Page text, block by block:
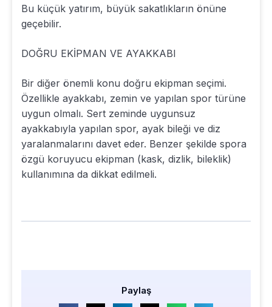
Bu küçük yatırım, büyük sakatlıkların önüne
geçebilir.
DOĞRU EKİPMAN VE AYAKKABI
Bir diğer önemli konu doğru ekipman seçimi.
Özellikle ayakkabı, zemin ve yapılan spor türüne
uygun olmalı. Sert zeminde uygunsuz
ayakkabıyla yapılan spor, ayak bileği ve diz
yaralanmalarını davet eder. Benzer şekilde spora
özgü koruyucu ekipman (kask, dizlik, bileklik)
kullanımına da dikkat edilmeli.
Paylaş